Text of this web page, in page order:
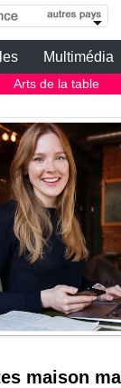
mayenne
Multimédia
Arts de la table
maison